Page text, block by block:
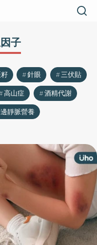
子
針眼
三伏貼
高山症
酒精代謝
靜脈營養